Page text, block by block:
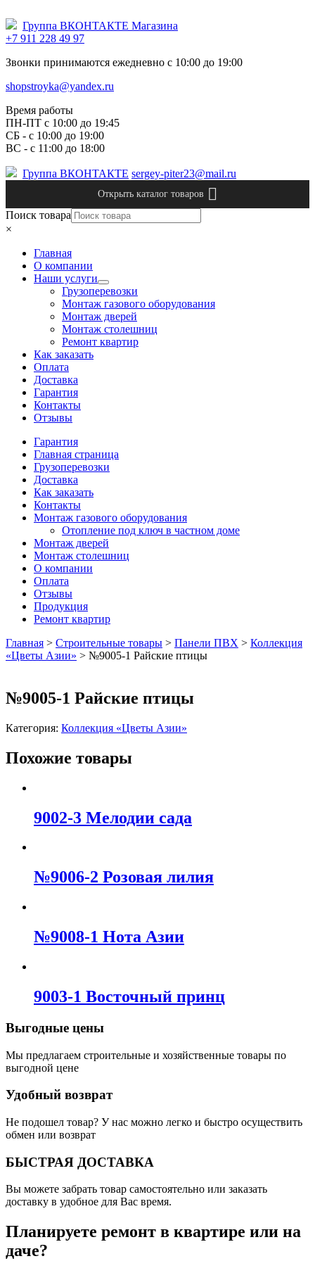
Группа ВКОНТАКТЕ Магазина
+7 911 228 49 97
Звонки принимаются ежедневно с 10:00 до 19:00
shopstroyka@yandex.ru
Время работы
ПН-ПТ c 10:00 до 19:45
СБ - с 10:00 до 19:00
ВС - с 11:00 до 18:00
Группа ВКОНТАКТЕ sergey-piter23@mail.ru
Открыть каталог товаров
Поиск товара
×
Главная
О компании
Наши услуги
Грузоперевозки
Монтаж газового оборудования
Монтаж дверей
Монтаж столешниц
Ремонт квартир
Как заказать
Оплата
Доставка
Гарантия
Контакты
Отзывы
Гарантия
Главная страница
Грузоперевозки
Доставка
Как заказать
Контакты
Монтаж газового оборудования
Отопление под ключ в частном доме
Монтаж дверей
Монтаж столешниц
О компании
Оплата
Отзывы
Продукция
Ремонт квартир
Главная > Строительные товары > Панели ПВХ > Коллекция
«Цветы Азии» > №9005-1 Райские птицы
№9005-1 Райские птицы
Категория: Коллекция «Цветы Азии»
Похожие товары
9002-3 Мелодии сада
№9006-2 Розовая лилия
№9008-1 Нота Азии
9003-1 Восточный принц
Выгодные цены
Мы предлагаем строительные и хозяйственные товары по
выгодной цене
Удобный возврат
Не подошел товар? У нас можно легко и быстро осуществить
обмен или возврат
БЫСТРАЯ ДОСТАВКА
Вы можете забрать товар самостоятельно или заказать
доставку в удобное для Вас время.
Планируете ремонт в квартире или на
даче?